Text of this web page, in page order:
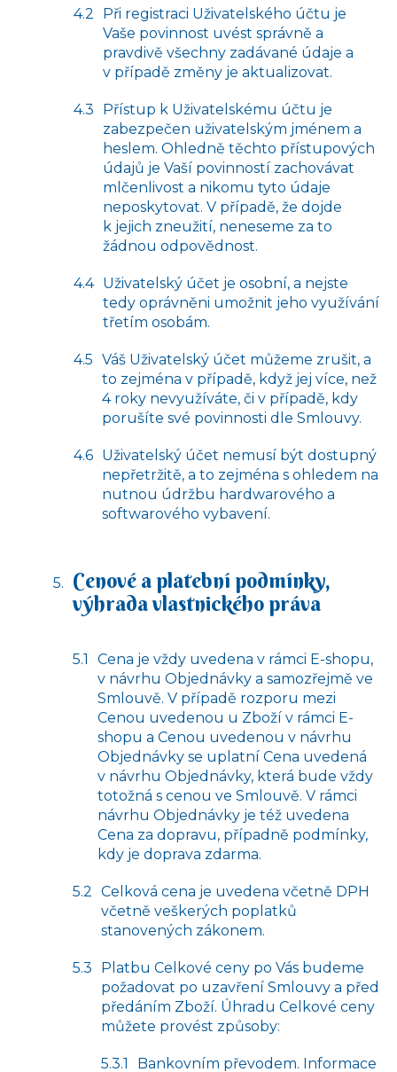
Při registraci Uživatelského účtu je
Vaše povinnost uvést správně a
pravdivě všechny zadávané údaje a
v případě změny je aktualizovat.
Přístup k Uživatelskému účtu je
zabezpečen uživatelským jménem a
heslem. Ohledně těchto přístupových
údajů je Vaší povinností zachovávat
mlčenlivost a nikomu tyto údaje
neposkytovat. V případě, že dojde
k jejich zneužití, neneseme za to
žádnou odpovědnost.
Uživatelský účet je osobní, a nejste
tedy oprávněni umožnit jeho využívání
třetím osobám.
Váš Uživatelský účet můžeme zrušit, a
to zejména v případě, když jej více, než
4 roky nevyužíváte, či v případě, kdy
porušíte své povinnosti dle Smlouvy.
Uživatelský účet nemusí být dostupný
nepřetržitě, a to zejména s ohledem na
nutnou údržbu hardwarového a
softwarového vybavení.
Cenové a platební podmínky,
výhrada vlastnického práva
Cena je vždy uvedena v rámci E-shopu,
v návrhu Objednávky a samozřejmě ve
Smlouvě. V případě rozporu mezi
Cenou uvedenou u Zboží v rámci E-
shopu a Cenou uvedenou v návrhu
Objednávky se uplatní Cena uvedená
v návrhu Objednávky, která bude vždy
totožná s cenou ve Smlouvě. V rámci
návrhu Objednávky je též uvedena
Cena za dopravu, případně podmínky,
kdy je doprava zdarma.
Celková cena je uvedena včetně DPH
včetně veškerých poplatků
stanovených zákonem.
Platbu Celkové ceny po Vás budeme
požadovat po uzavření Smlouvy a před
předáním Zboží. Úhradu Celkové ceny
můžete provést způsoby:
Bankovním převodem. Informace